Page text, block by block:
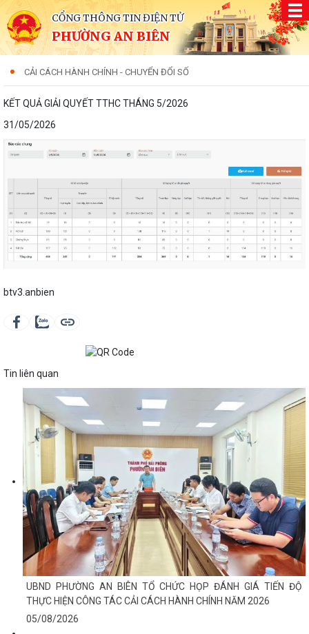
CỔNG THÔNG TIN ĐIỆN TỬ
PHƯỜNG AN BIÊN
CẢI CÁCH HÀNH CHÍNH - CHUYỂN ĐỔI SỐ
KẾT QUẢ GIẢI QUYẾT TTHC THÁNG 5/2026
31/05/2026
btv3.anbien
Tin liên quan
UBND PHƯỜNG AN BIÊN TỔ CHỨC HỌP ĐÁNH GIÁ TIẾN ĐỘ
THỰC HIỆN CÔNG TÁC CẢI CÁCH HÀNH CHÍNH NĂM 2026
05/08/2026